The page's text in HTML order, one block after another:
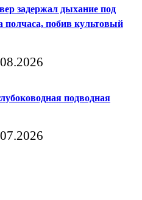
задержал дыхание под
полчаса, побив культовый
подводная